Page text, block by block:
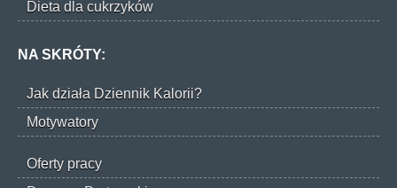
Dieta dla cukrzyków
NA SKRÓTY:
Jak działa Dziennik Kalorii?
Motywatory
Oferty pracy